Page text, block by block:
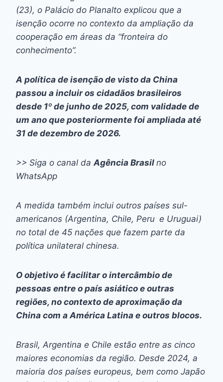
(23), o Palácio do Planalto explicou que a
isenção ocorre no contexto da ampliação da
cooperação em áreas da “fronteira do
conhecimento”.
A política de isenção de visto da China
passou a incluir os cidadãos brasileiros
desde 1º de junho de 2025, com validade de
um ano que posteriormente foi ampliada até
31 de dezembro de 2026.
>> Siga o canal da Agência Brasil no
WhatsApp
A medida também inclui outros países sul-
americanos (Argentina, Chile, Peru e Uruguai)
no total de 45 nações que fazem parte da
política unilateral chinesa.
O objetivo é facilitar o intercâmbio de
pessoas entre o país asiático e outras
regiões, no contexto de aproximação da
China com a América Latina e outros blocos.
Brasil, Argentina e Chile estão entre as cinco
maiores economias da região. Desde 2024, a
maioria dos países europeus, bem como Japão